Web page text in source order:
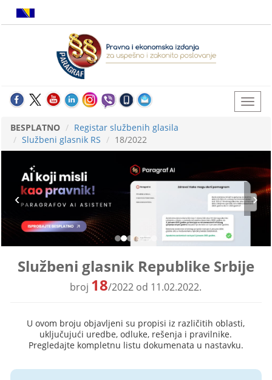
BESPLATNO
Registar službenih glasila
Službeni glasnik RS
18/2022
Službeni glasnik Republike Srbije
broj 18/2022 od 11.02.2022.
U ovom broju objavljeni su propisi iz različitih oblasti,
uključujući uredbe, odluke, rešenja i pravilnike.
Pregledajte kompletnu listu dokumenata u nastavku.